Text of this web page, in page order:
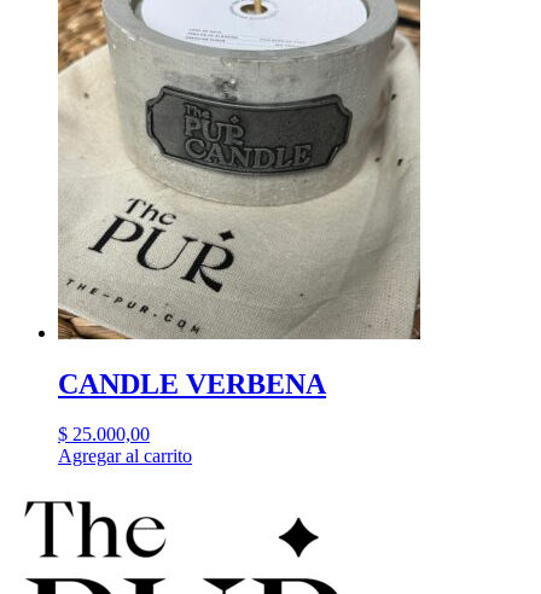
CANDLE VERBENA
$ 25.000,00
Agregar al carrito